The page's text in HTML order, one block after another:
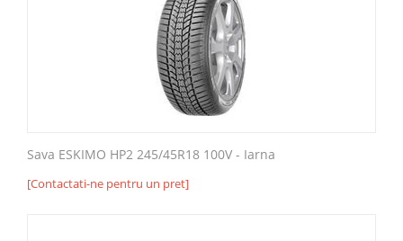
Sava ESKIMO HP2 245/45R18 100V - Iarna
[Contactati-ne pentru un pret]